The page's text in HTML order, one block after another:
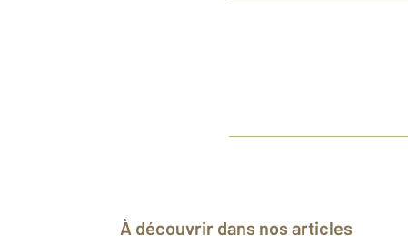
À découvrir dans nos articles